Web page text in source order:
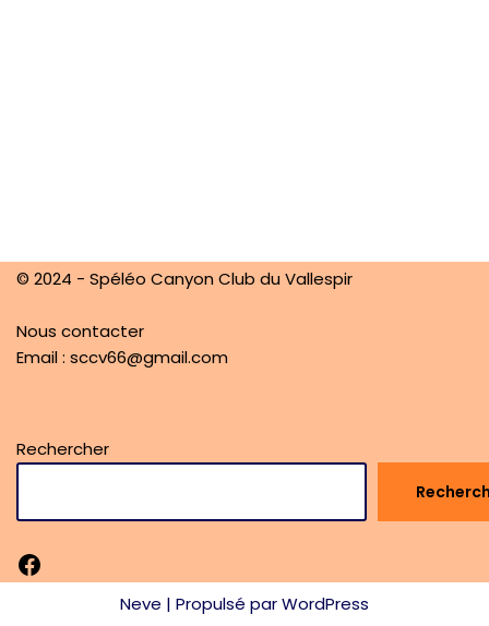
© 2024 - Spéléo Canyon Club du Vallespir
Nous contacter
Email : sccv66@gmail.com
Rechercher
Neve | Propulsé parWordPress